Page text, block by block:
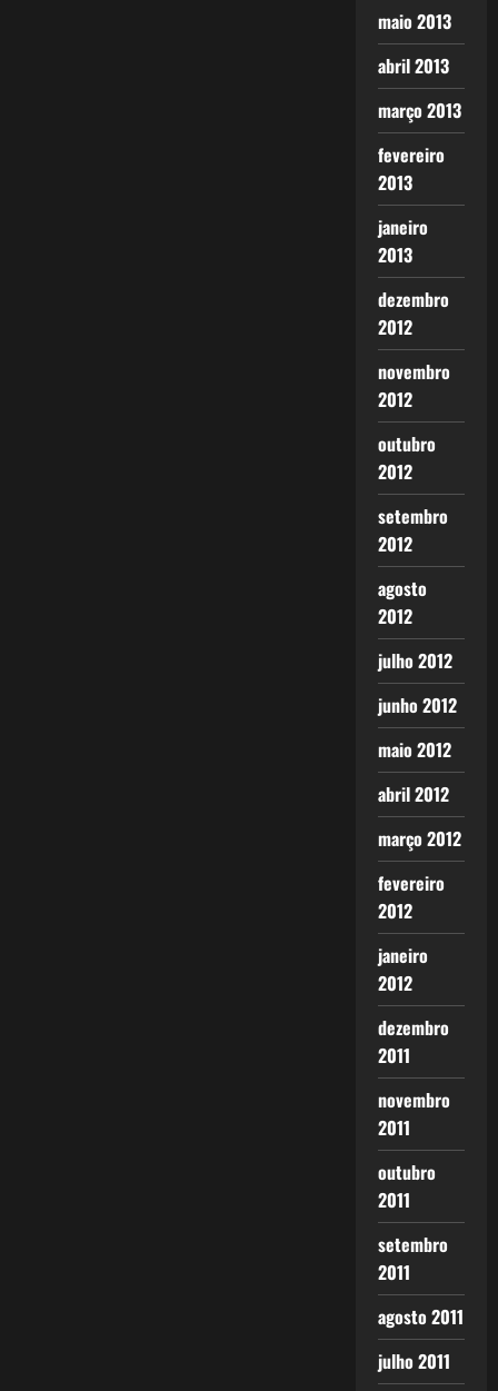
maio 2013
abril 2013
março 2013
fevereiro
2013
janeiro
2013
dezembro
2012
novembro
2012
outubro
2012
setembro
2012
agosto
2012
julho 2012
junho 2012
maio 2012
abril 2012
março 2012
fevereiro
2012
janeiro
2012
dezembro
2011
novembro
2011
outubro
2011
setembro
2011
agosto 2011
julho 2011